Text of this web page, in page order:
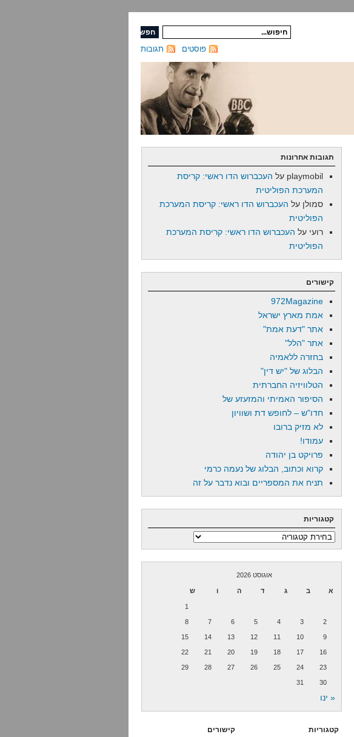
תגובות פוסטים
תגובות אחרונות
playmobil על העכברוש הדו ראשי: קריסת
המערכת הפוליטית
סמולן על העכברוש הדו ראשי: קריסת המערכת
הפוליטית
רועי על העכברוש הדו ראשי: קריסת המערכת
הפוליטית
קישורים
972Magazine
אמת מארץ ישראל
אתר "דעת אמת"
אתר "הלל"
בחזרה ללאמיה
הבלוג של "יש דין"
הטלוויזיה החברתית
הסיפור האמיתי והמזעזע של
חדו"ש – לחופש דת ושוויון
לא מזיק ברובו
עמודו!
פרויקט בן יהודה
קרוא וכתוב, הבלוג של נעמה כרמי
תניח את המספריים ובוא נדבר על זה
קטגוריות
קטגוריות
אוגוסט 2026
א ב ג ד ה ו ש
1
2
3
4
5
6
7
8
9
10
11
12
13
14
15
16
17
18
19
20
21
22
23
24
25
26
27
28
29
30
31
« ינו
קטגוריות קישורים